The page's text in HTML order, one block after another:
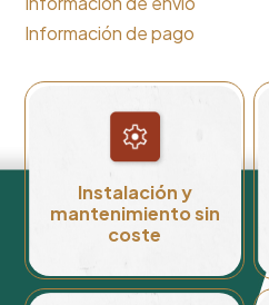
Información de pago
Instalación y
mantenimiento sin
coste